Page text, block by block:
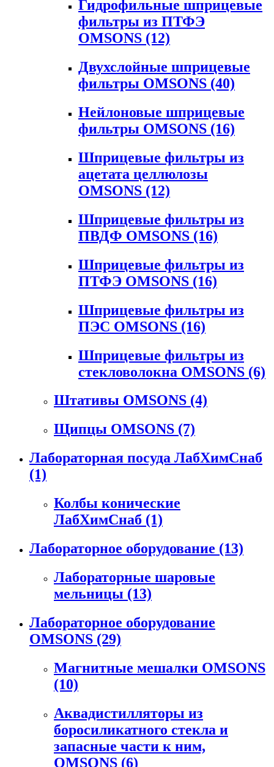
Гидрофильные шприцевые
фильтры из ПТФЭ
OMSONS (12)
Двухслойные шприцевые
фильтры OMSONS (40)
Нейлоновые шприцевые
фильтры OMSONS (16)
Шприцевые фильтры из
ацетата целлюлозы
OMSONS (12)
Шприцевые фильтры из
ПВДФ OMSONS (16)
Шприцевые фильтры из
ПТФЭ OMSONS (16)
Шприцевые фильтры из
ПЭС OMSONS (16)
Шприцевые фильтры из
стекловолокна OMSONS (6)
Штативы OMSONS (4)
Щипцы OMSONS (7)
Лабораторная посуда ЛабХимСнаб
(1)
Колбы конические
ЛабХимСнаб (1)
Лабораторное оборудование (13)
Лабораторные шаровые
мельницы (13)
Лабораторное оборудование
OMSONS (29)
Магнитные мешалки OMSONS
(10)
Аквадистилляторы из
боросиликатного стекла и
запасные части к ним,
OMSONS (6)